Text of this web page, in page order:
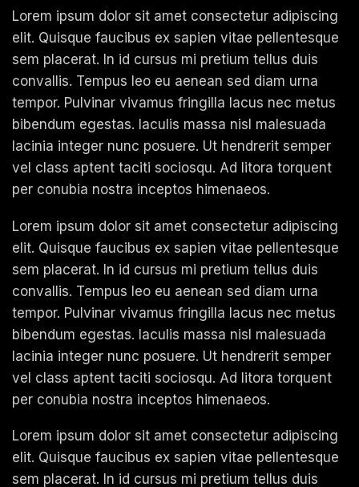
Lorem ipsum dolor sit amet consectetur adipiscing
elit. Quisque faucibus ex sapien vitae pellentesque
sem placerat. In id cursus mi pretium tellus duis
convallis. Tempus leo eu aenean sed diam urna
tempor. Pulvinar vivamus fringilla lacus nec metus
bibendum egestas. Iaculis massa nisl malesuada
lacinia integer nunc posuere. Ut hendrerit semper
vel class aptent taciti sociosqu. Ad litora torquent
per conubia nostra inceptos himenaeos.
Lorem ipsum dolor sit amet consectetur adipiscing
elit. Quisque faucibus ex sapien vitae pellentesque
sem placerat. In id cursus mi pretium tellus duis
convallis. Tempus leo eu aenean sed diam urna
tempor. Pulvinar vivamus fringilla lacus nec metus
bibendum egestas. Iaculis massa nisl malesuada
lacinia integer nunc posuere. Ut hendrerit semper
vel class aptent taciti sociosqu. Ad litora torquent
per conubia nostra inceptos himenaeos.
Lorem ipsum dolor sit amet consectetur adipiscing
elit. Quisque faucibus ex sapien vitae pellentesque
sem placerat. In id cursus mi pretium tellus duis